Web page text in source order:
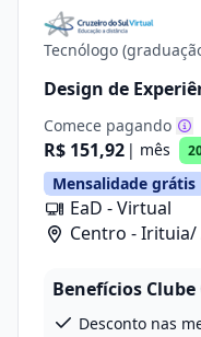
Tecnólogo
Design de
Comece pagando
R$ 151,92 | mês
Mensalidade grátis
EaD - Virtual
Centro - Irituia/
Benefícios
Desconto nas